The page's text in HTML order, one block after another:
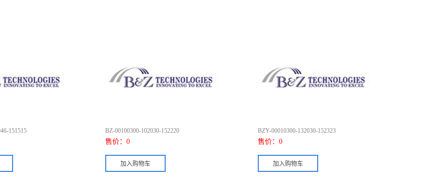
151515 BZ-00100300-102030-152220
售价： 0
BZY-00010300-132030-152323
售价： 0